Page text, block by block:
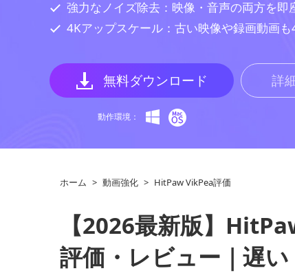
強力なノイズ除去：映像・音声の両方を即
4Kアップスケール：古い映像や録画動画も
無料ダウンロード
動作環境：
詳
ホーム > 動画強化 > HitPaw VikPea評価
【2026最新版】
評価・レビュー｜遅